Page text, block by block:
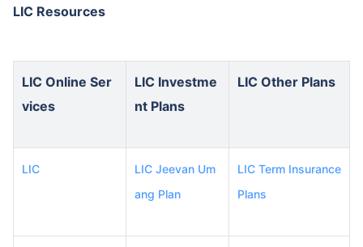
LIC Resources
LIC Online Ser
vices
LIC Investme
nt Plans
LIC Other Plans
LIC
LIC Jeevan Um
ang Plan
LIC Term Insurance
Plans